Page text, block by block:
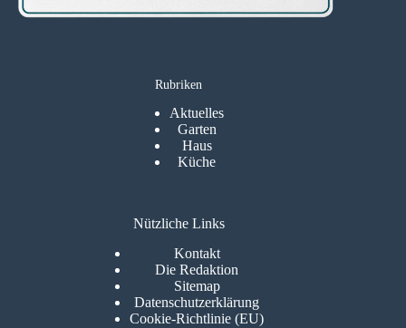
Rubriken
Aktuelles
Garten
Haus
Küche
Nützliche Links
Kontakt
Die Redaktion
Sitemap
Datenschutzerklärung
Cookie-Richtlinie (EU)